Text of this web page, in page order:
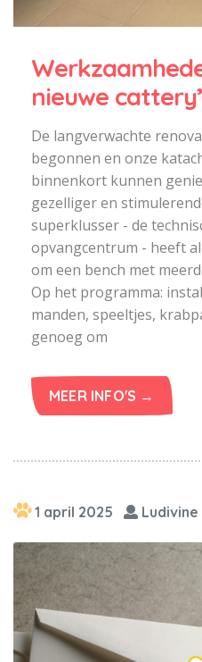
nieuwe
De langverwachte
begonnen en onze
binnenkort kunnen
gezelliger en
superklusser - de
opvangcentrum - heeft
om een bench met
Op het programma:
manden, speeltjes,
genoeg om
MEER INFO'S →
1 april 2025 Ludivine